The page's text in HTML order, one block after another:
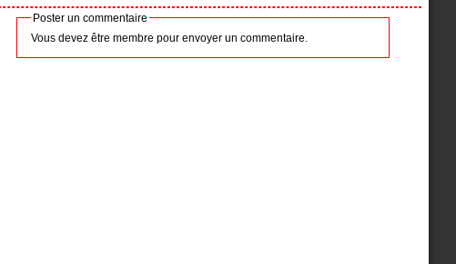
Poster un commentaire
Vous devez être membre pour envoyer un commentaire.